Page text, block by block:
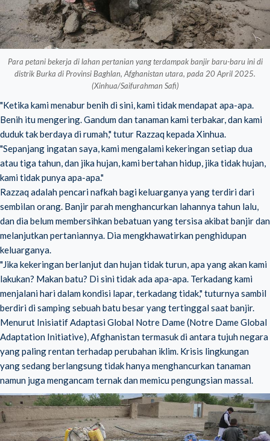
Para petani bekerja di lahan pertanian yang terdampak banjir baru-baru ini di
distrik Burka di Provinsi Baghlan, Afghanistan utara, pada 20 April 2025.
(Xinhua/Saifurahman Safi)
"Ketika kami menabur benih di sini, kami tidak mendapat apa-apa.
Benih itu mengering. Gandum dan tanaman kami terbakar, dan kami
duduk tak berdaya di rumah," tutur Razzaq kepada Xinhua.
"Sepanjang ingatan saya, kami mengalami kekeringan setiap dua
atau tiga tahun, dan jika hujan, kami bertahan hidup, jika tidak hujan,
kami tidak punya apa-apa."
Razzaq adalah pencari nafkah bagi keluarganya yang terdiri dari
sembilan orang. Banjir parah menghancurkan lahannya tahun lalu,
dan dia belum membersihkan bebatuan yang tersisa akibat banjir dan
melanjutkan pertaniannya. Dia mengkhawatirkan penghidupan
keluarganya.
"Jika kekeringan berlanjut dan hujan tidak turun, apa yang akan kami
lakukan? Makan batu? Di sini tidak ada apa-apa. Terkadang kami
menjalani hari dalam kondisi lapar, terkadang tidak," tuturnya sambil
berdiri di samping sebuah batu besar yang tertinggal saat banjir.
Menurut Inisiatif Adaptasi Global Notre Dame (Notre Dame Global
Adaptation Initiative), Afghanistan termasuk di antara tujuh negara
yang paling rentan terhadap perubahan iklim. Krisis lingkungan
yang sedang berlangsung tidak hanya menghancurkan tanaman
namun juga mengancam ternak dan memicu pengungsian massal.